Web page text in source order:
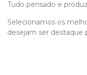
Tudo pensado e
Selecionamos os
desejam ser destaque